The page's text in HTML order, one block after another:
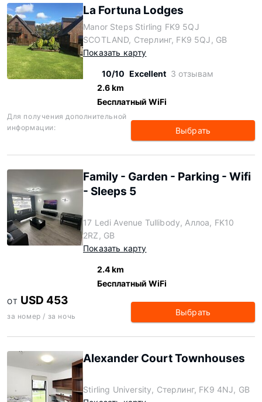
La Fortuna Lodges
Manor Steps Stirling FK9 5QJ
SCOTLAND, Стерлинг, FK9 5QJ, GB
Показать карту
10/10 Excellent 3 отзывам
2.6 km
Бесплатный WiFi
Для получения дополнительной
информации:
Выбрать
Family - Garden - Parking - Wifi
- Sleeps 5
17 Ledi Avenue Tullibody, Аллоа, FK10
2RZ, GB
Показать карту
2.4 km
Бесплатный WiFi
ОТ USD 453
за номер / за ночь Выбрать
Alexander Court Townhouses
Stirling University, Стерлинг, FK9 4NJ, GB